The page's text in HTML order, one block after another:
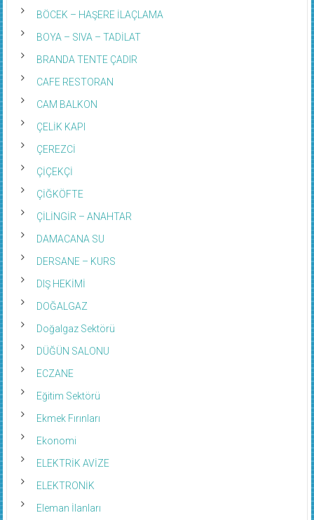
BÖCEK – HAŞERE İLAÇLAMA
BOYA – SIVA – TADİLAT
BRANDA TENTE ÇADIR
CAFE RESTORAN
CAM BALKON
ÇELİK KAPI
ÇEREZCİ
ÇİÇEKÇİ
ÇİĞKÖFTE
ÇİLİNGİR – ANAHTAR
DAMACANA SU
DERSANE – KURS
DIŞ HEKİMİ
DOĞALGAZ
Doğalgaz Sektörü
DÜĞÜN SALONU
ECZANE
Eğitim Sektörü
Ekmek Fırınları
Ekonomi
ELEKTRİK AVİZE
ELEKTRONİK
Eleman İlanları